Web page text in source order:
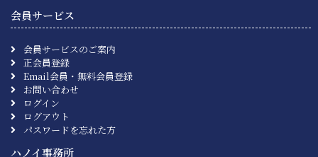
会員サービス
会員サービスのご案内
正会員登録
Email会員・無料会員登録
お問い合わせ
ログイン
ログアウト
パスワードを忘れた方
ハノイ事務所